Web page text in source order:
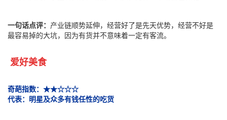
一句话点评： 产业链顺势延伸，经营好了是先天优势，经营不好是
最容易掉的大坑，因为有货并不意味着一定有客流。
爱好美食
奇葩指数：★★☆☆☆
代表：明星及众多有钱任性的吃货